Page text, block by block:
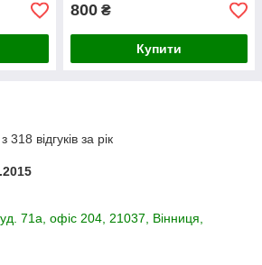
800 ₴
Купити
відгуків за рік
71а, офіс 204, 21037, Вінниця,